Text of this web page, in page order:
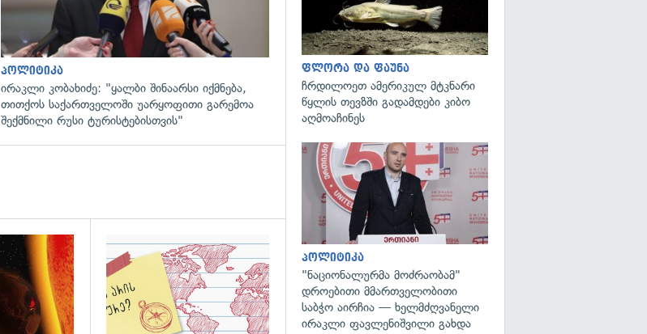
პოლიტიკა
ირაკლი კობახიძე: "ყალბი შინაარსი იქმნება,
თითქოს საქართველოში უარყოფითი გარემოა
შექმნილი რუსი ტურისტებისთვის"
გადახედვა
ფლორა და ფაუნა
ჩრდილოეთ ამერიკულ მტკნარი
წყლის თევზში გადამდები კიბო
აღმოაჩინეს
პოლიტიკა
"ნაციონალურმა მოძრაობამ"
დროებითი მმართველობითი
საბჭო აირჩია — ხელმძღვანელი
ირაკლი ფავლენიშვილი გახდა